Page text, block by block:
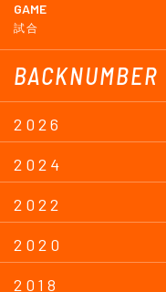
GAME
試合
BACKNUMBER
2026
2024
2022
2020
2018